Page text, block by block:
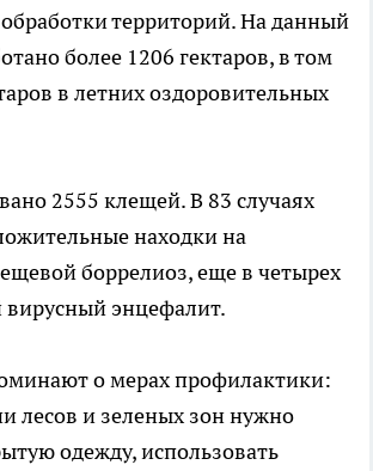
территорий. На данный
более 1206 гектаров, в том
в летних оздоровительных
2555 клещей. В 83 случаях
находки на
боррелиоз, еще в четырех
энцефалит.
о мерах профилактики:
лесов и зеленых зон нужно
одежду, использовать